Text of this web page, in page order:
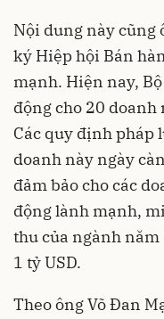
Nội dung này cũng
ký Hiệp hội Bán
mạnh. Hiện nay,
động cho 20
Các quy định
doanh này ngày
đảm bảo cho các
động lành mạnh,
thu của ngành
1 tỷ USD.
Theo ông Võ Đan